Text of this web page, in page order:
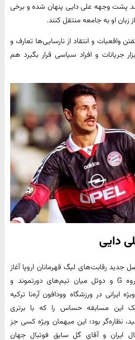
پشت وجهه علی دایی پنهان شده و برخی
او به جامعه منتقل کنند.
واقعیات و انتقاد از نارسایی‌ها تعارف و
جریانات و افراد سیاسی قرار بگیرد هم
دایی
رقابت‌های لیگ قهرمانان اروپا آغاز
شد که در رقابت‌های گروه G و دوئل میان تیم‌های دورتموند و
ایرانی در ورزشگاه وودافون آره‌نا ترکیه
این مسابقه حساس را که با برتری
نظاره‌گر بود؛ این میهمان ویژه کسی جز
ایران و آقای گل سابق فوتبال جهان